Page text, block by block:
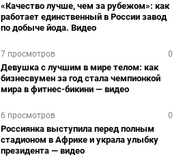
«Качество лучше, чем за рубежом»: как
работает единственный в России завод
по добыче йода. Видео
7 просмотров 0
Девушка с лучшим в мире телом: как
бизнесвумен за год стала чемпионкой
мира в фитнес-бикини — видео
6 просмотров 0
Россиянка выступила перед полным
стадионом в Африке и украла улыбку
президента — видео